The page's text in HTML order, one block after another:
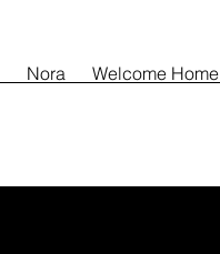
Nora Welcome Home